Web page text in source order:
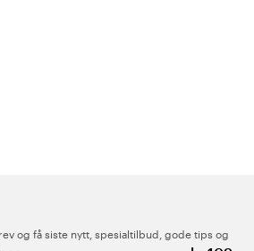
og få siste nytt, spesialtilbud, gode tips og